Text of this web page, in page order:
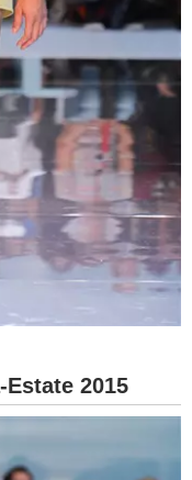
2015